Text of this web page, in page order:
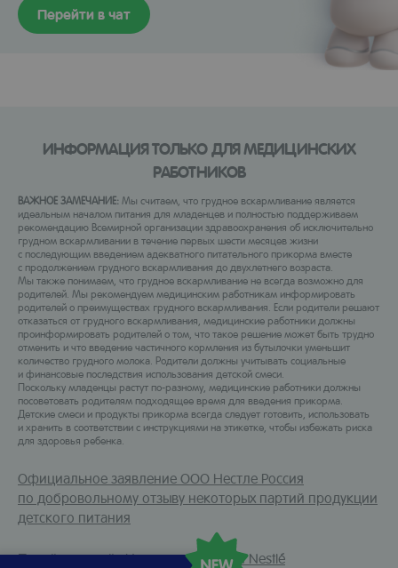
Перейти в чат
ИНФОРМАЦИЯ ТОЛЬКО ДЛЯ МЕДИЦИНСКИХ
РАБОТНИКОВ
ВАЖНОЕ ЗАМЕЧАНИЕ:Мы считаем, что грудное вскармливание является
идеальным началом питания для младенцев и полностью поддерживаем
рекомендацию Всемирной организации здравоохранения об исключительно
грудном вскармливании в течение первых шести месяцев жизни
с последующим введением адекватного питательного прикорма вместе
с продолжением грудного вскармливания до двухлетнего возраста.
Мы также понимаем, что грудное вскармливание не всегда возможно для
родителей. Мы рекомендуем медицинским работникам информировать
родителей о преимуществах грудного вскармливания. Если родители решают
отказаться от грудного вскармливания, медицинские работники должны
проинформировать родителей о том, что такое решение может быть трудно
отменить и что введение частичного кормления из бутылочки уменьшит
количество грудного молока. Родители должны учитывать социальные
и финансовые последствия использования детской смеси.
Поскольку младенцы растут по-разному, медицинские работники должны
посоветовать родителям подходящее время для введения прикорма.
Детские смеси и продукты прикорма всегда следует готовить, использовать
и хранить в соответствии с инструкциями на этикетке, чтобы избежать риска
для здоровья ребенка.
Официальное заявление ООО Нестле Россия
по добровольному отзыву некоторых партий продукции
детского питания
Перейти на сайт Института питания Nestlé